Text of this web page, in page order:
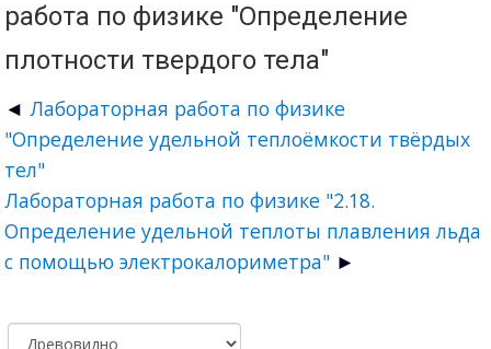
работа по физике "Определение
плотности твердого тела"
Лабораторная работа по физике
"Определение удельной теплоёмкости твёрдых
тел"
Лабораторная работа по физике "2.18.
Определение удельной теплоты плавления льда
с помощью электрокалориметра"